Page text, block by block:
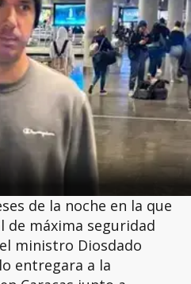
de la noche en la que
de máxima seguridad
ministro Diosdado
entregara a la